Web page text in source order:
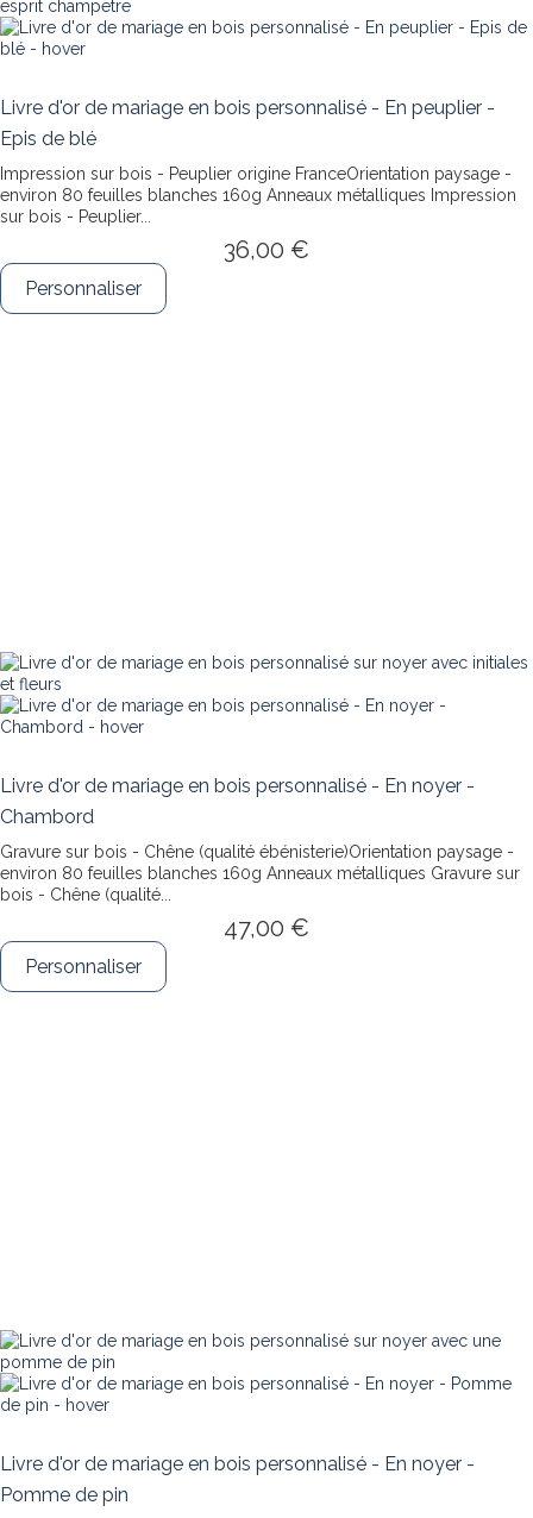
Livre d'or de mariage en bois personnalisé - En peuplier -
Epis de blé
Impression sur bois - Peuplier origine FranceOrientation paysage -
environ 80 feuilles blanches 160g Anneaux métalliques Impression
sur bois - Peuplier...
36,00 €
Personnaliser
Livre d'or de mariage en bois personnalisé - En noyer -
Chambord
Gravure sur bois - Chêne (qualité ébénisterie)Orientation paysage -
environ 80 feuilles blanches 160g Anneaux métalliques Gravure sur
bois - Chêne (qualité...
47,00 €
Personnaliser
Livre d'or de mariage en bois personnalisé - En noyer -
Pomme de pin